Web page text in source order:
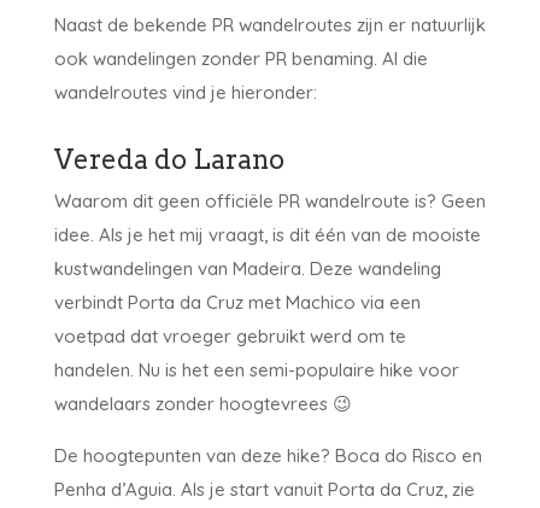
Naast de bekende PR wandelroutes zijn er natuurlijk
ook wandelingen zonder PR benaming. Al die
wandelroutes vind je hieronder:
Vereda do Larano
Waarom dit geen officiële PR wandelroute is? Geen
idee. Als je het mij vraagt, is dit één van de mooiste
kustwandelingen van Madeira. Deze wandeling
verbindt Porta da Cruz met Machico via een
voetpad dat vroeger gebruikt werd om te
handelen. Nu is het een semi-populaire hike voor
wandelaars zonder hoogtevrees 😉
De hoogtepunten van deze hike? Boca do Risco en
Penha d’Aguia. Als je start vanuit Porta da Cruz, zie